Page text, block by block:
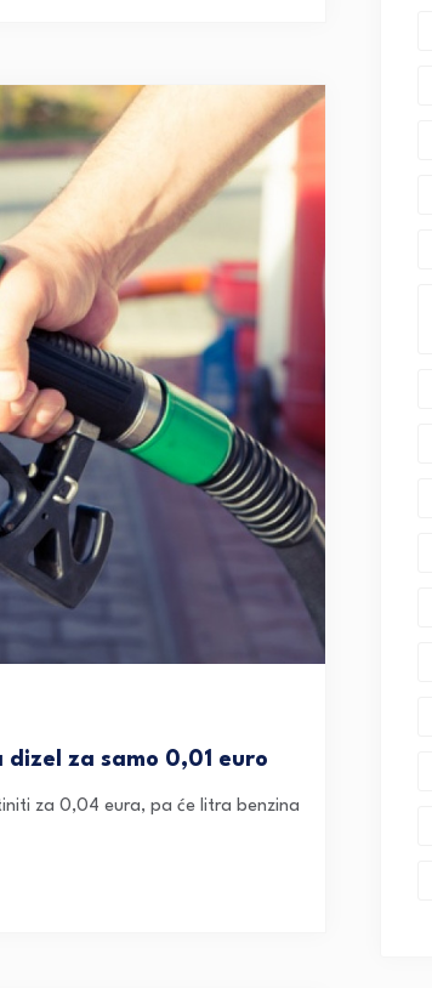
za samo 0,01 euro
za 0,04 eura, pa će litra benzina